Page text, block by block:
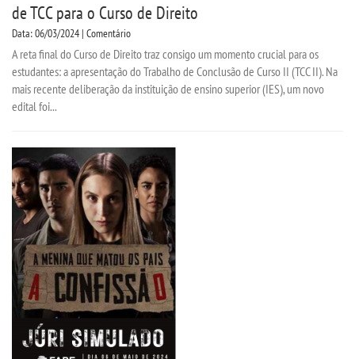
de TCC para o Curso de Direito
Data: 06/03/2024 | Comentário
A reta final do Curso de Direito traz consigo um momento crucial para os
estudantes: a apresentação do Trabalho de Conclusão de Curso II (TCC II). Na
mais recente deliberação da instituição de ensino superior (IES), um novo
edital foi...